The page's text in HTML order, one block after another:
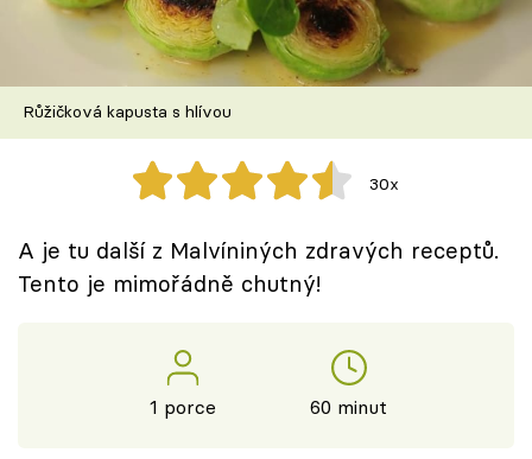
Škola vaření
Recepty z TV
Speciál: Cuketa
Sledujte prima+
Růžičková kapusta s hlívou
30x
A je tu další z Malvíniných zdravých receptů.
Tento je mimořádně chutný!
1 porce 60 minut